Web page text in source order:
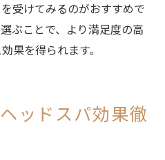
受けてみるのがおすすめで
ぶことで、より満足度の高
果を得られます。
ッドスパ効果徹